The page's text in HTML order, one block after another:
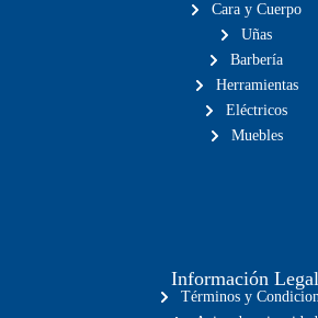
Cara y Cuerpo
Uñas
Barbería
Herramientas
Eléctricos
Muebles
Información Legal
Términos y